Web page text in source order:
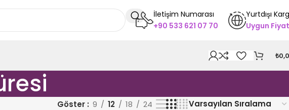
İletişim Numarası
+90 533 621 07 70
Yurtdışı
Uygun Fiyat
₺
Göster 9 12 18 24